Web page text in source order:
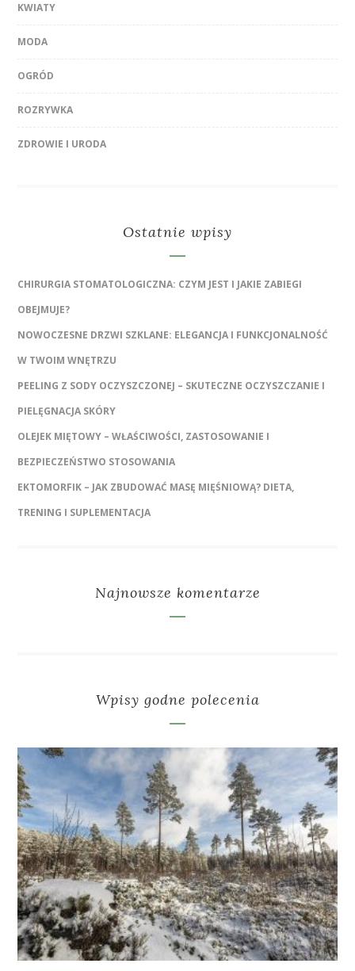
KWIATY
MODA
OGRÓD
ROZRYWKA
ZDROWIE I URODA
Ostatnie wpisy
CHIRURGIA STOMATOLOGICZNA: CZYM JEST I JAKIE ZABIEGI
OBEJMUJE?
NOWOCZESNE DRZWI SZKLANE: ELEGANCJA I FUNKCJONALNOŚĆ
W TWOIM WNĘTRZU
PEELING Z SODY OCZYSZCZONEJ – SKUTECZNE OCZYSZCZANIE I
PIELĘGNACJA SKÓRY
OLEJEK MIĘTOWY – WŁAŚCIWOŚCI, ZASTOSOWANIE I
BEZPIECZEŃSTWO STOSOWANIA
EKTOMORFIK – JAK ZBUDOWAĆ MASĘ MIĘŚNIOWĄ? DIETA,
TRENING I SUPLEMENTACJA
Najnowsze komentarze
Wpisy godne polecenia